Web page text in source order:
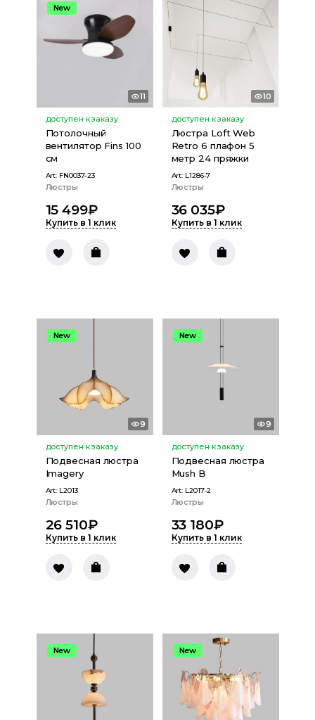
New
11
доступен к заказу
Потолочный
вентилятор Fins 100
см
Art: FN0037-23
Люстры
15 499₽
Купить в 1 клик
10
доступен к заказу
Люстра Loft Web
Retro 6 плафон 5
метр 24 пряжки
Art: L1286-7
Люстры
36 035₽
Купить в 1 клик
New
9
доступен к заказу
Подвесная люстра
Imagery
Art: L2013
Люстры
26 510₽
Купить в 1 клик
New
9
доступен к заказу
Подвесная люстра
Mush B
Art: L2017-2
Люстры
33 180₽
Купить в 1 клик
New New